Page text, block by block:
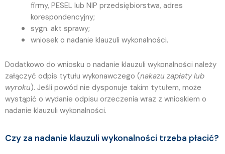
firmy, PESEL lub NIP przedsiębiorstwa, adres
korespondencyjny;
sygn. akt sprawy;
wniosek o nadanie klauzuli wykonalności.
Dodatkowo do wniosku o nadanie klauzuli wykonalności należy
załączyć odpis tytułu wykonawczego (nakazu zapłaty lub
wyroku). Jeśli powód nie dysponuje takim tytułem, może
wystąpić o wydanie odpisu orzeczenia wraz z wnioskiem o
nadanie klauzuli wykonalności.
Czy za nadanie klauzuli wykonalności trzeba płacić?